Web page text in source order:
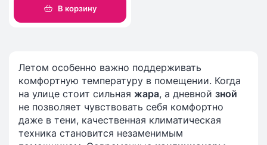
В корзину
Летом особенно важно поддерживать
комфортную температуру в помещении. Когда
на улице стоит сильная жара, а дневной зной
не позволяет чувствовать себя комфортно
даже в тени, качественная климатическая
техника становится незаменимым